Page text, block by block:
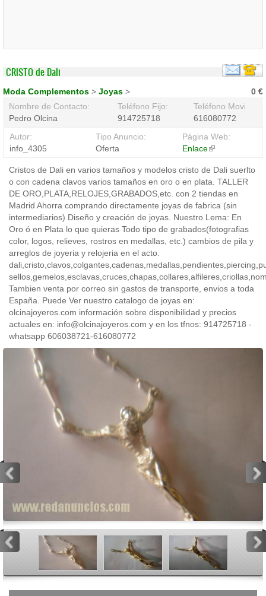
CRISTO de Dali
0 €
Moda Complementos > Joyas >
Nombre de Contacto:
Pedro Olcina
Teléfono Fijo:
914725718
Teléfono Movil:
616080772
Autor:
info_4305
Tipo Anuncio:
Oferta
Página Web:
Enlace(link
external)
Cristos de Dali en varios tamaños y modelos cristo de Dali suerlto
o con cadena clavos varios tamaños en oro o en plata. TALLER
DE ORO,PLATA,RELOJES,GRABADOS,etc. con 2 tiendas en
Madrid Ahorra comprando directamente joyas de fabrica (sin
intermediarios) Diseño y creación de joyas. Nuestro Lema: En
Oro ó en Plata lo que quieras Todo tipo de grabados(fotografias
color, logos, relieves, rostros en medallas, etc.) cambios de pila y
arreglos de joyeria y relojeria en el acto.
Tambien venta por correo sin gastos de transporte, envios a toda
España. Puede Ver nuestro catalogo de joyas en:
olcinajoyeros.com información sobre disponibilidad y precios
actuales en: info@olcinajoyeros.com y en los tfnos: 914725718 -
whatsapp 606038721-616080772